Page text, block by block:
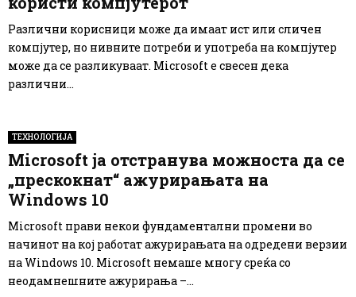
Различни корисници може да имаат ист или сличен
компјутер, но нивните потреби и употреба на компјутер
може да се разликуваат. Microsoft е свесен дека
различни...
ТЕХНОЛОГИЈА
Microsoft ја отстранува можноста да се
„прескокнат“ ажурирањата на
Windows 10
Microsoft прави некои фундаментални промени во
начинот на кој работат ажурирањата на одредени верзии
на Windows 10. Microsoft немаше многу среќа со
неодамнешните ажурирања –...